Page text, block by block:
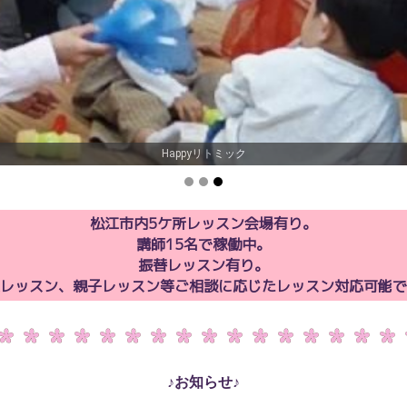
Happyリトミック
松江市内5ケ所レッスン会場有り。
講師15名で稼働中。
振替レッスン有り。
ッスン、親子レッスン等ご相談に応じたレッスン対応可能
♪お知らせ♪